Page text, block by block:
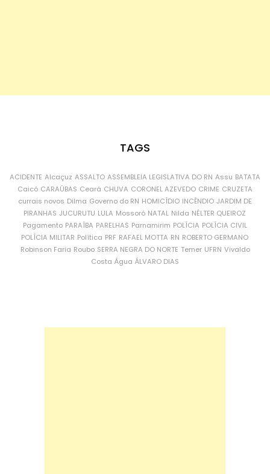
TAGS
ACIDENTE Alcaçuz ASSALTO ASSEMBLEIA LEGISLATIVA DO RN Assu BATATA
Caicó CARAÚBAS Ceará CHUVA CORONEL AZEVEDO CRIME CRUZETA
currais novos Dilma Governo do RN HOMICÍDIO INCÊNDIO JARDIM DE
PIRANHAS JUCURUTU LULA Mossoró NATAL Nilda NÉLTER QUEIROZ
Pagamento PARAÍBA PARELHAS Parnamirim POLÍCIA POLÍCIA CIVIL
POLÍCIA MILITAR Política PRF RAFAEL MOTTA RN ROBERTO GERMANO
Robinson Faria Roubo SERRA NEGRA DO NORTE Temer UFRN Vivaldo
Costa Água ÁLVARO DIAS